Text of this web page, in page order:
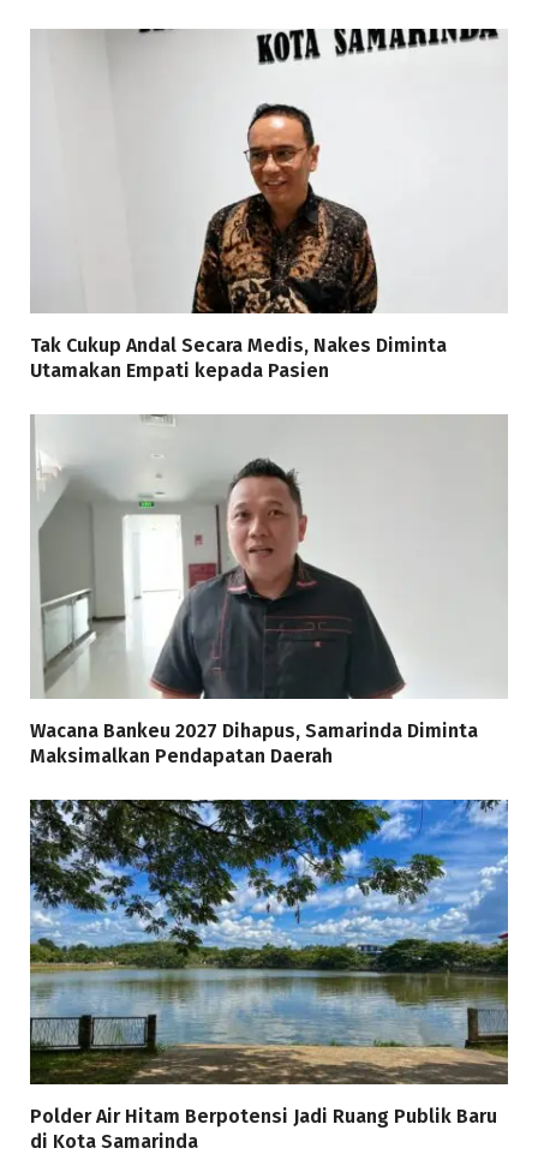
Tak Cukup Andal Secara Medis, Nakes Diminta
Utamakan Empati kepada Pasien
Wacana Bankeu 2027 Dihapus, Samarinda Diminta
Maksimalkan Pendapatan Daerah
Polder Air Hitam Berpotensi Jadi Ruang Publik Baru
di Kota Samarinda